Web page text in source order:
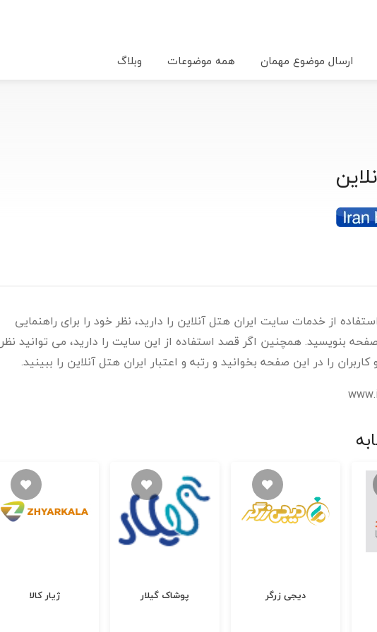
ارسال موضوع مهمان همه موضوعات وبلاگ
از خدمات سایت ایران هتل آنلاین را دارید، نظر خود را برای راهنمایی
صفحه بنویسید. همچنین اگر قصد استفاده از این سایت را دارید، می توانید نظر
را در این صفحه بخوانید و رتبه و اعتبار ایران هتل آنلاین را ببینید.
ژیار کالا پوشاک گیلار دیجی زرگر